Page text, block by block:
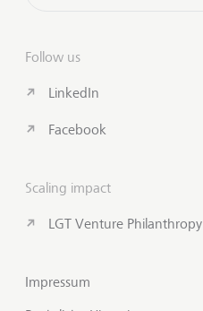
Follow us
LinkedIn
Facebook
Scaling impact
LGT Venture Philanthropy
Impressum